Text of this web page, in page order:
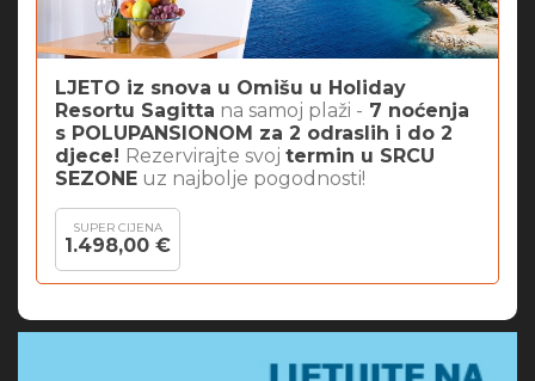
LJETO iz snova u Omišu u Holiday
Resortu Sagitta na samoj plaži - 7 noćenja
s POLUPANSIONOM za 2 odraslih i do 2
djece! Rezervirajte svoj termin u SRCU
SEZONE uz najbolje pogodnosti!
SUPER CIJENA
1.498,00 €